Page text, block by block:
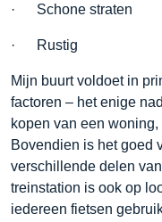
· Schone straten
· Rustig
Mijn buurt voldoet in
factoren – het enige
kopen van een
Bovendien is het goed
verschillende delen
treinstation is ook op
iedereen fietsen